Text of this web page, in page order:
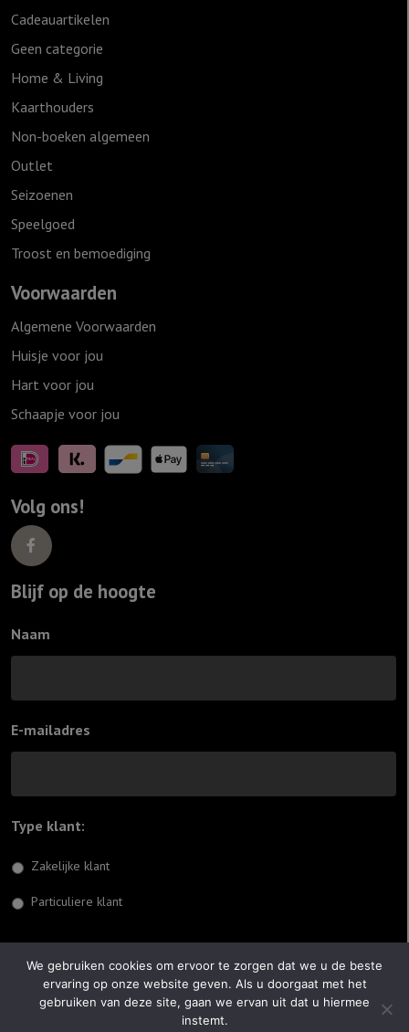
Cadeauartikelen
Geen categorie
Home & Living
Kaarthouders
Non-boeken algemeen
Outlet
Seizoenen
Speelgoed
Troost en bemoediging
Voorwaarden
Algemene Voorwaarden
Huisje voor jou
Hart voor jou
Schaapje voor jou
Volg ons!
Blijf op de hoogte
Naam
E-mailadres
Type klant:
Zakelijke klant
Particuliere klant
© 2026 Jiftach
Optimus Websites
We gebruiken cookies om ervoor te zorgen dat we u de beste
ervaring op onze website geven. Als u doorgaat met het
gebruiken van deze site, gaan we ervan uit dat u hiermee
instemt.